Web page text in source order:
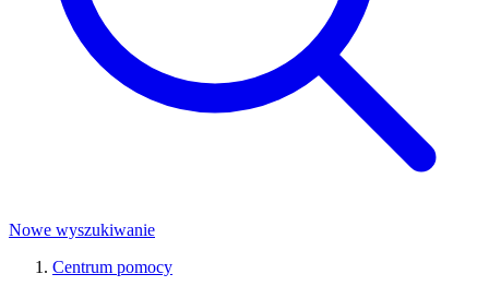
Nowe wyszukiwanie
Centrum pomocy